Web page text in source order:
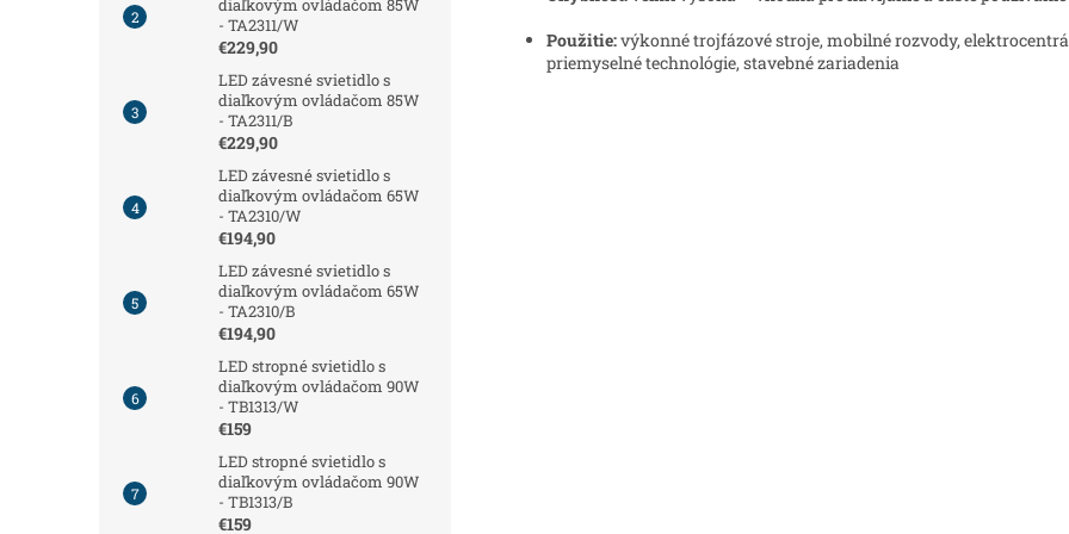
diaľkovým ovládačom 85W
- TA2311/W
€229,90
LED závesné svietidlo s
diaľkovým ovládačom 85W
- TA2311/B
€229,90
LED závesné svietidlo s
diaľkovým ovládačom 65W
- TA2310/W
€194,90
LED závesné svietidlo s
diaľkovým ovládačom 65W
- TA2310/B
€194,90
LED stropné svietidlo s
diaľkovým ovládačom 90W
- TB1313/W
€159
LED stropné svietidlo s
diaľkovým ovládačom 90W
- TB1313/B
€159
Použitie:výkonné trojfázové stroje, mobilné rozvody,
priemyselné technológie, stavebné zariadenia